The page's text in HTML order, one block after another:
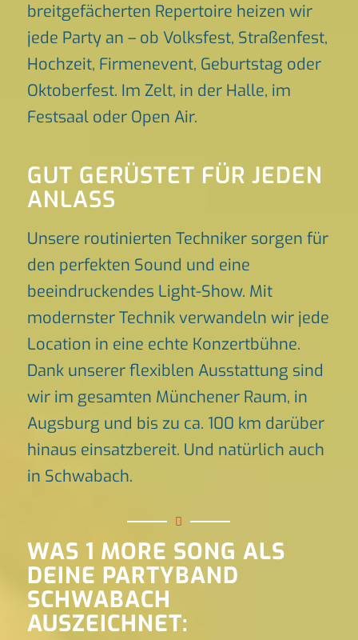
breitgefächerten Repertoire heizen wir
jede Party an – ob Volksfest, Straßenfest,
Hochzeit, Firmenevent, Geburtstag oder
Oktoberfest. Im Zelt, in der Halle, im
Festsaal oder Open Air.
GUT GERÜSTET FÜR JEDEN
ANLASS
Unsere routinierten Techniker sorgen für
den perfekten Sound und eine
beeindruckendes Light-Show. Mit
modernster Technik verwandeln wir jede
Location in eine echte Konzertbühne.
Dank unserer flexiblen Ausstattung sind
wir im gesamten Münchener Raum, in
Augsburg und bis zu ca. 100 km darüber
hinaus einsatzbereit. Und natürlich auch
in Schwabach.
WAS 1 MORE SONG ALS
DEINE PARTYBAND
SCHWABACH
AUSZEICHNET: